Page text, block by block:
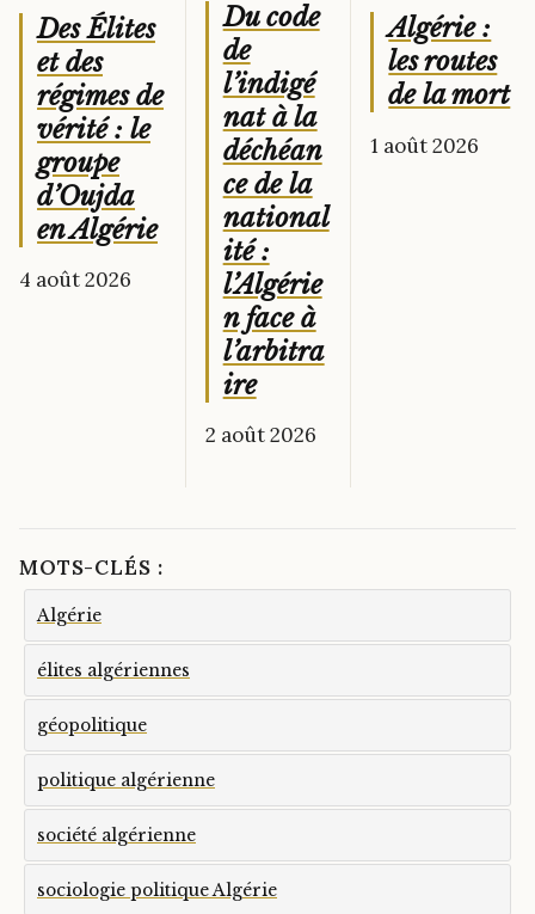
Des Élites
et des
régimes de
vérité : le
groupe
d’Oujda
en Algérie
4 août 2026
Du code
de
l’indigé
nat à la
déchéan
ce de la
national
ité :
l’Algérie
n face à
l’arbitra
ire
2 août 2026
Algérie :
les routes
de la mort
1 août 2026
MOTS-CLÉS :
Algérie
élites algériennes
géopolitique
politique algérienne
société algérienne
sociologie politique Algérie